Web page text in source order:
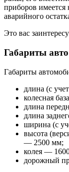
приборов
аварийного
Это вас
Габариты авто
Габариты
длина (с
колесная
длина
длина
ширина (с
высота
— 2500 мм;
колея —
дорожный